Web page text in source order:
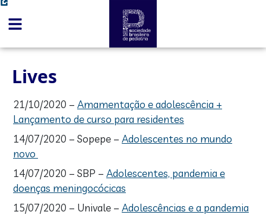
conteúdo
Lives
21/10/2020 – Amamentação e adolescência +
Lançamento de curso para residentes
14/07/2020 – Sopepe – Adolescentes no mundo
novo
14/07/2020 – SBP – Adolescentes, pandemia e
doenças meningocócicas
15/07/2020 – Univale – Adolescências e a pandemia